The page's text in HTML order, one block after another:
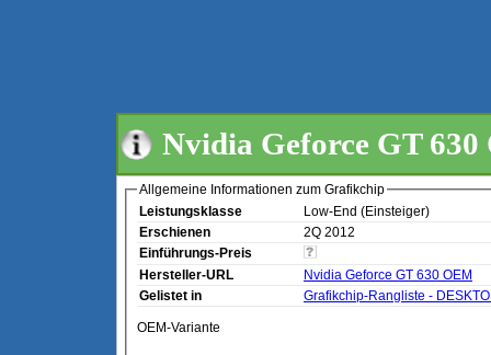
Nvidia Geforce GT 630
Allgemeine Informationen zum Grafikchip
Leistungsklasse
Low-End (Einsteiger)
Erschienen
2Q 2012
Einführungs-Preis
Hersteller-URL
Nvidia Geforce GT 630 OEM
Gelistet in
Grafikchip-Rangliste -
OEM-Variante